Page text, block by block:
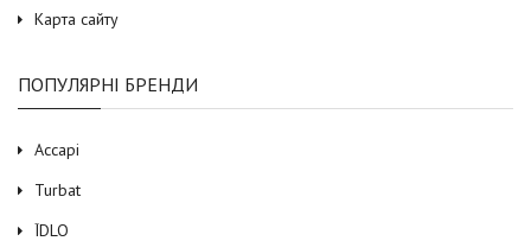
Карта сайту
ПОПУЛЯРНІ БРЕНДИ
Accapi
Turbat
ЇDLO